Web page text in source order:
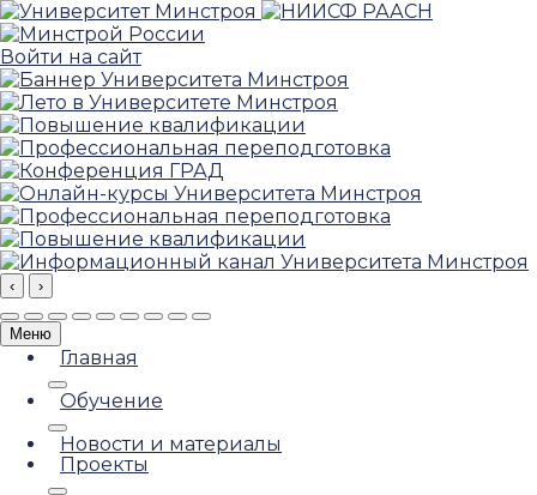
Войти на сайт
‹ ›
Меню
Главная
Обучение
Новости и материалы
Проекты